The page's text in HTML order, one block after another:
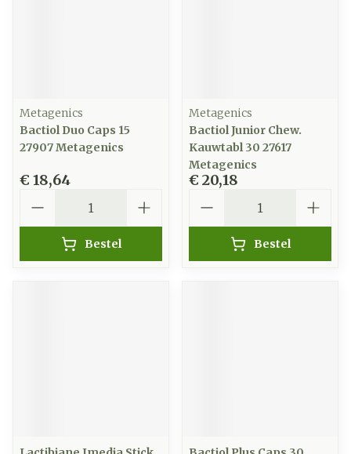
Metagenics
Bactiol Duo Caps 15
27907 Metagenics
€ 18,64
Bestel
Metagenics
Bactiol Junior Chew.
Kauwtabl 30 27617
Metagenics
€ 20,18
Bestel